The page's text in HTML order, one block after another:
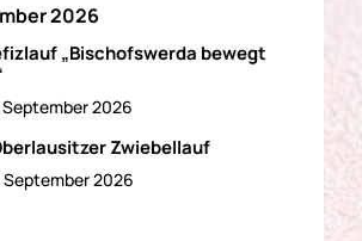
2026
„Bischofswerda bewegt
September 2026
Zwiebellauf
September 2026